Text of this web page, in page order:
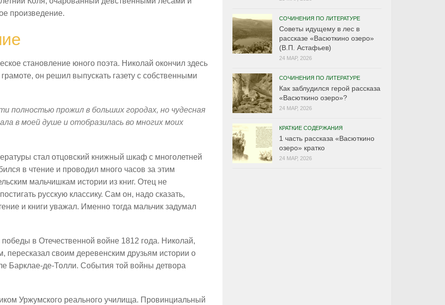
произведение.
становление юного поэта. Николай окончил здесь
он решил выпускать газету с собственными
полностью прожил в больших городах, но чудесная
в моей душе и отобразилась во многих моих
стал отцовский книжный шкаф с многолетней
в чтение и проводил много часов за этим
мальчишкам истории из книг. Отец не
русскую классику. Сам он, надо сказать,
и книги уважал. Именно тогда мальчик задумал
в Отечественной войне 1812 года. Николай,
своим деревенским друзьям истории о
Барклае-де-Толли. События той войны детвора
Уржумского реального училища. Провинциальный
СОЧИНЕНИЯ ПО ЛИТЕРАТУРЕ
Советы идущему в лес в
рассказе «Васюткино озеро»
(В.П. Астафьев)
24 МАР, 2026
СОЧИНЕНИЯ ПО ЛИТЕРАТУРЕ
Как заблудился герой рассказа
«Васюткино озеро»?
24 МАР, 2026
КРАТКИЕ СОДЕРЖАНИЯ
1 часть рассказа «Васюткино
озеро» кратко
24 МАР, 2026